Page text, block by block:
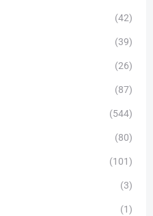
(42)
(39)
(26)
(87)
(544)
(80)
(101)
(3)
(1)